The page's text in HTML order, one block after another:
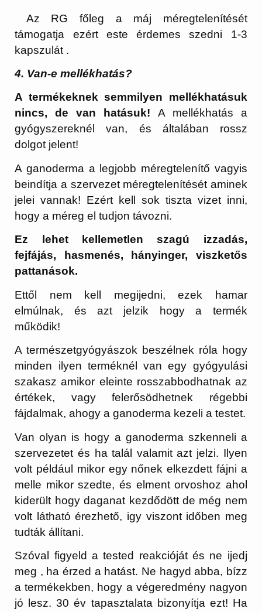
Az RG főleg a máj méregtelenítését
támogatja ezért este érdemes szedni 1-3
kapszulát .
4. Van-e mellékhatás?
A termékeknek semmilyen mellékhatásuk
nincs, de van hatásuk! A mellékhatás a
gyógyszereknél van, és általában rossz
dolgot jelent!
A ganoderma a legjobb méregtelenítő vagyis
beindítja a szervezet méregtelenítését aminek
jelei vannak! Ezért kell sok tiszta vizet inni,
hogy a méreg el tudjon távozni.
Ez lehet kellemetlen szagú izzadás,
fejfájás, hasmenés, hányinger, viszketős
pattanások.
Ettől nem kell megijedni, ezek hamar
elmúlnak, és azt jelzik hogy a termék
működik!
A természetgyógyászok beszélnek róla hogy
minden ilyen terméknél van egy gyógyulási
szakasz amikor eleinte rosszabbodhatnak az
értékek, vagy felerősödhetnek régebbi
fájdalmak, ahogy a ganoderma kezeli a testet.
Van olyan is hogy a ganoderma szkenneli a
szervezetet és ha talál valamit azt jelzi. Ilyen
volt például mikor egy nőnek elkezdett fájni a
melle mikor szedte, és elment orvoshoz ahol
kiderült hogy daganat kezdődött de még nem
volt látható érezhető, igy viszont időben meg
tudták állítani.
Szóval figyeld a tested reakcióját és ne ijedj
meg , ha érzed a hatást. Ne hagyd abba, bízz
a termékekben, hogy a végeredmény nagyon
jó lesz. 30 év tapasztalata bizonyítja ezt! Ha